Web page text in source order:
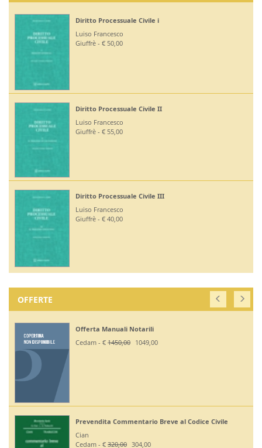
Diritto Processuale Civile i
Luiso Francesco
Giuffrè - € 50,00
Diritto Processuale Civile II
Luiso Francesco
Giuffrè - € 55,00
Diritto Processuale Civile III
Luiso Francesco
Giuffrè - € 40,00
OFFERTE
Offerta Manuali Notarili
Cedam - € 1450,00 1049,00
Prevendita Commentario Breve al Codice Civile
Cian
Cedam - € 320,00 304,00